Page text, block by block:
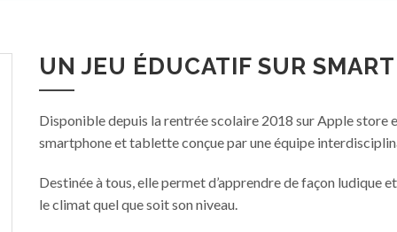
UN JEU ÉDUCATIF SUR
Disponible depuis la rentrée scolaire 2018 sur Apple store
smartphone et tablette conçue par une équipe
Destinée à tous, elle permet d’apprendre de façon ludique
le climat quel que soit son niveau.